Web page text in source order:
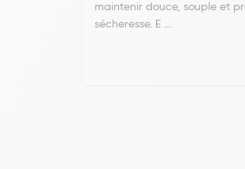
maintenir douce, souple et
sécheresse. E ...